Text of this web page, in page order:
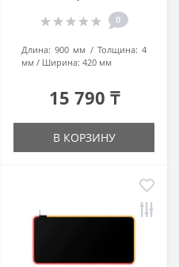
0
Длина: 900 мм Толщина: 4
мм
Ширина: 420 мм
15 790 ₸
В КОРЗИНУ